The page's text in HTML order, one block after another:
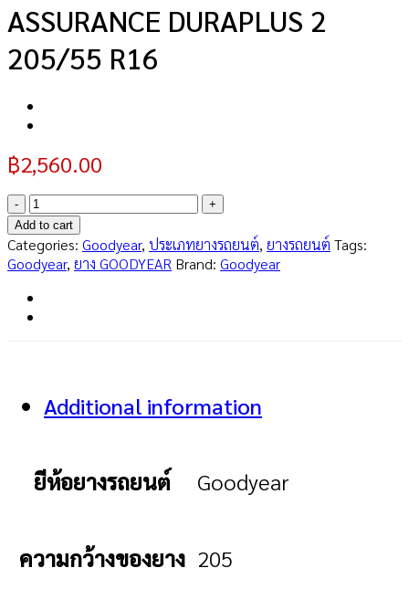
ASSURANCE DURAPLUS 2
205/55 R16
฿2,560.00
ASSURANCE
DURAPLUS
2
205/55
R16
quantity
Add to cart
Categories: Goodyear, ประเภทยางรถยนต์, ยางรถยนต์ Tags:
Goodyear, ยาง GOODYEAR Brand: Goodyear
Additional information
ยีห้อยางรถยนต์ Goodyear
ความกว้างของยาง 205